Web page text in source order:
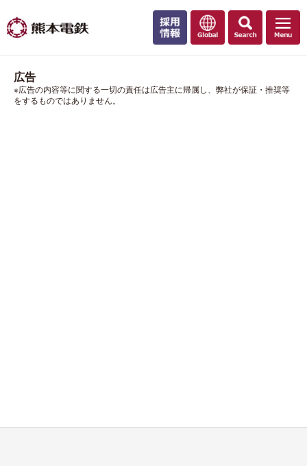
広告
※広告の内容等に関する一切の責任は広告主に帰属し、弊社が保証・推奨等
をするものではありません。